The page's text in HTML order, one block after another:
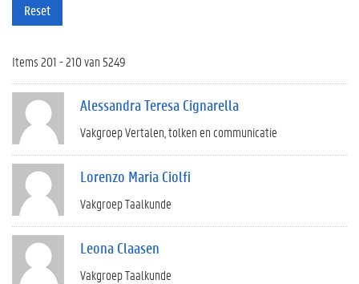
Reset
Items 201 - 210 van 5249
Alessandra Teresa Cignarella
Vakgroep Vertalen, tolken en communicatie
Lorenzo Maria Ciolfi
Vakgroep Taalkunde
Leona Claasen
Vakgroep Taalkunde